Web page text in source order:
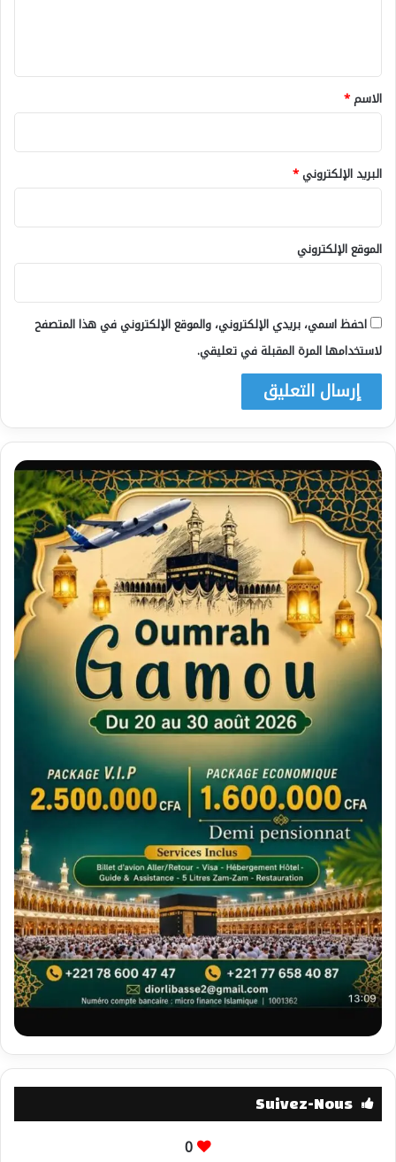
*
الاسم*
البريد الإلكتروني*
الموقع الإلكتروني
احفظ اسمي، بريدي الإلكتروني، والموقع الإلكتروني في هذا المتصفح
لاستخدامها المرة المقبلة في تعليقي.
Suivez-Nous
0